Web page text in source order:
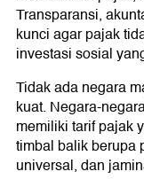
Transparansi,
kunci agar pajak
investasi sosial
Tidak ada negara
kuat. Negara-
memiliki tarif pajak
timbal balik berupa
universal, dan